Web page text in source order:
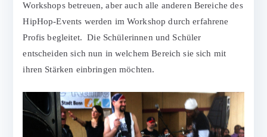
Workshops betreuen, aber auch alle anderen Bereiche des
HipHop-Events werden im Workshop durch erfahrene
Profis begleitet. Die Schülerinnen und Schüler
entscheiden sich nun in welchem Bereich sie sich mit
ihren Stärken einbringen möchten.